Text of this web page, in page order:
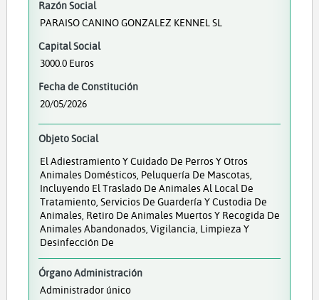
Razón Social
PARAISO CANINO GONZALEZ KENNEL SL
Capital Social
3000.0 Euros
Fecha de Constitución
20/05/2026
Objeto Social
El Adiestramiento Y Cuidado De Perros Y Otros
Animales Domésticos, Peluquería De Mascotas,
Incluyendo El Traslado De Animales Al Local De
Tratamiento, Servicios De Guardería Y Custodia De
Animales, Retiro De Animales Muertos Y Recogida De
Animales Abandonados, Vigilancia, Limpieza Y
Desinfección De
Órgano Administración
Administrador único